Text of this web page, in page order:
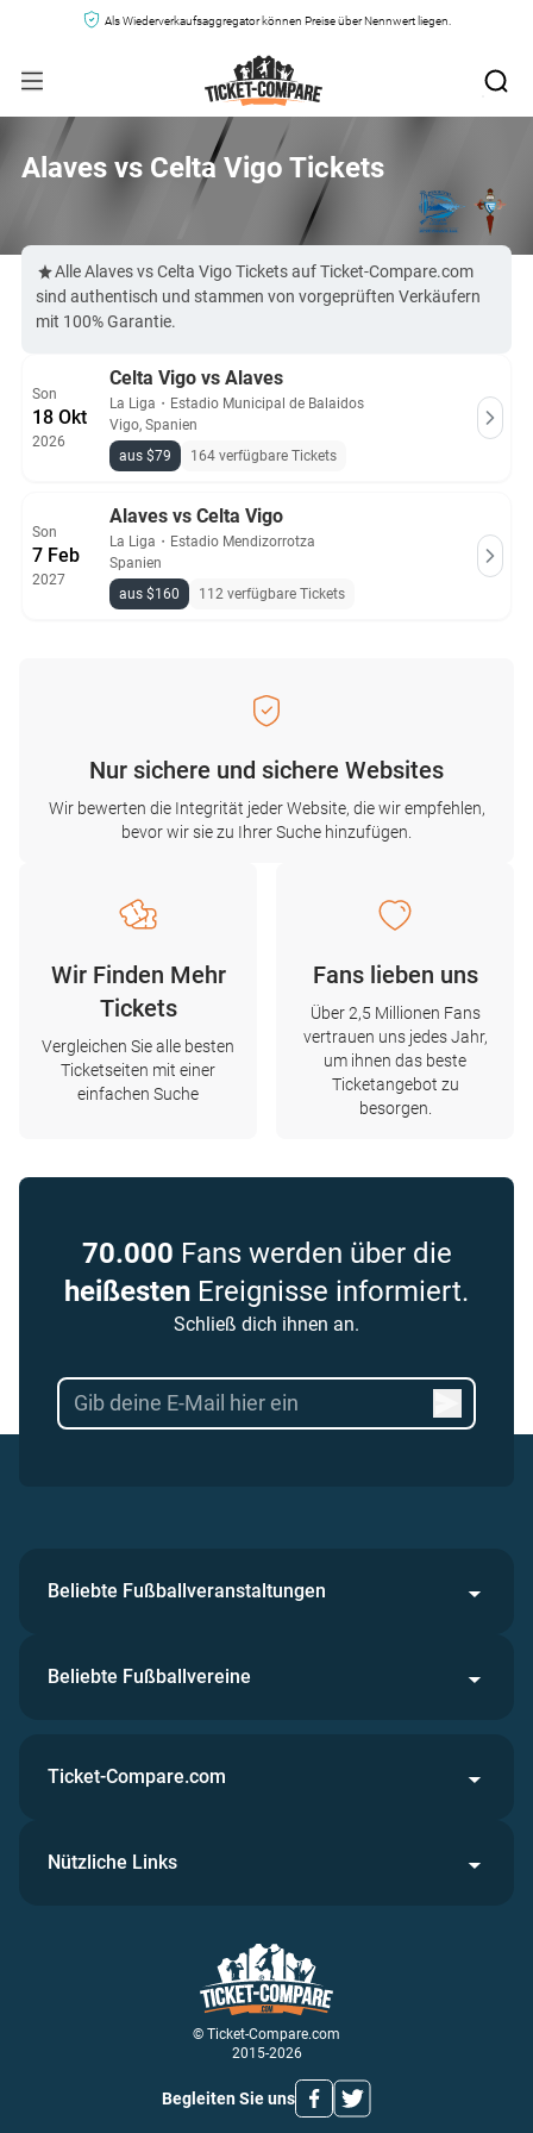
Als Wiederverkaufsaggregator können Preise über Nennwert liegen.
Alaves vs Celta Vigo Tickets
Alle Alaves vs Celta Vigo Tickets auf Ticket-Compare.com
sind authentisch und stammen von vorgeprüften Verkäufern
mit 100% Garantie.
Son
18 Okt
2026
Celta Vigo vs Alaves
La Liga ・ Estadio Municipal de Balaidos
Vigo, Spanien
aus $79
164 verfügbare Tickets
Son
7 Feb
2027
Alaves vs Celta Vigo
La Liga ・ Estadio Mendizorrotza
Spanien
aus $160
112 verfügbare Tickets
Nur sichere und sichere Websites
Wir bewerten die Integrität jeder Website, die wir empfehlen,
bevor wir sie zu Ihrer Suche hinzufügen.
Wir Finden Mehr
Tickets
Vergleichen Sie alle besten
Ticketseiten mit einer
einfachen Suche
Fans lieben uns
Über 2,5 Millionen Fans
vertrauen uns jedes Jahr,
um ihnen das beste
Ticketangebot zu
besorgen.
70.000 Fans werden über die
heißesten Ereignisse informiert.
Schließ dich ihnen an.
Beliebte Fußballveranstaltungen
Beliebte Fußballvereine
© Ticket-Compare.com
2015-2026
Begleiten Sie uns
Ticket-Compare.com
Nützliche Links